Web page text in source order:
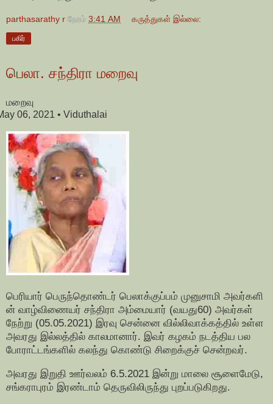
parthasarathy r நேரம் 3:41 AM கருத்துகள் இல்லை:
பகிர்
பெலா. சந்திரா மறைவு
மறைவு
06, 2021• Viduthalai
பெரியார் பெருந்தொண்டர் பெலாக்குப்பம் முனுசாமி அவர்களி
ன் வாழ்விணையர் சந்திரா அம்மையார் (வயது60) அவர்கள்
நேற்று (05.05.2021) இரவு சென்னை வில்லிவாக்கத்தில் உள்ள
அவரது இல்லத்தில் காலமானார். இவர் கழகம் நடத்திய பல
போராட்டங்களில் கலந்து கொண்டு சிறைக்குச் சென்றவர்.
அவரது இறுதி ஊர்வலம் 6.5.2021 இன்று மாலை சூளைமேடு,
சங்கராபுரம் இரண்டாம் தெருவிலிருந்து புறப்படுகிறது.